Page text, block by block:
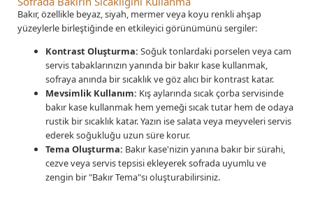
Bakır, özellikle beyaz, siyah, mermer veya koyu renkli ahşap
yüzeylerle birleştiğinde en etkileyici görünümünü sergiler:
Kontrast Oluşturma: Soğuk tonlardaki porselen veya cam
servis tabaklarınızın yanında bir bakır kase kullanmak,
sofraya anında bir sıcaklık ve göz alıcı bir kontrast katar.
Mevsimlik Kullanım: Kış aylarında sıcak çorba servisinde
bakır kase kullanmak hem yemeği sıcak tutar hem de odaya
rustik bir sıcaklık katar. Yazın ise salata veya meyveleri servis
ederek soğukluğu uzun süre korur.
Tema Oluşturma: Bakır kase'nizin yanına bakır bir sürahi,
cezve veya servis tepsisi ekleyerek sofrada uyumlu ve
zengin bir "Bakır Tema"sı oluşturabilirsiniz.